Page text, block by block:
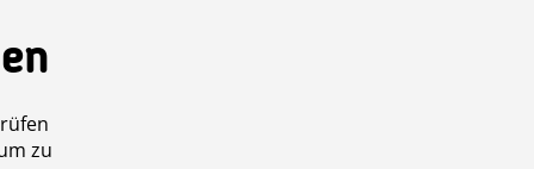
zu